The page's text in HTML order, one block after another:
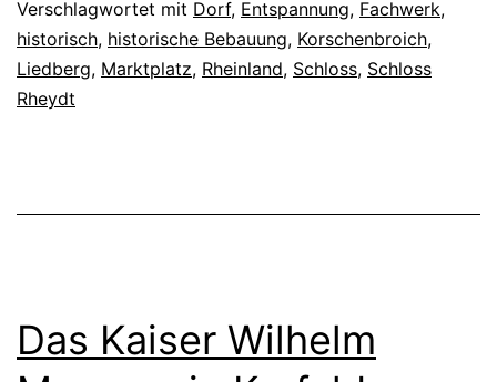
s
t
e
u
b
e
r
h
Verschlagwortet mit Dorf, Entspannung, Fachwerk,
historisch, historische Bebauung, Korschenbroich,
Liedberg, Marktplatz, Rheinland, Schloss, Schloss
Rheydt
Das Kaiser Wilhelm